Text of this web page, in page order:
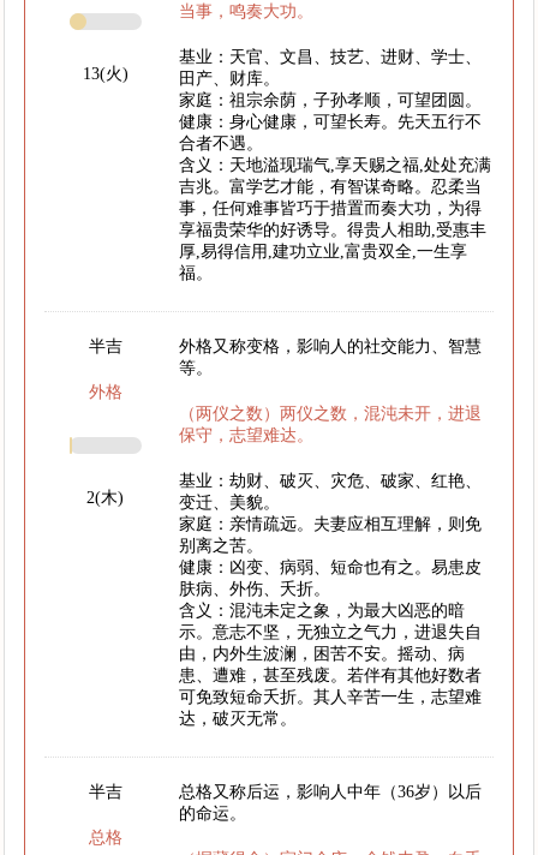
13(火)
当事，鸣奏大功。
基业：天官、文昌、技艺、进财、学士、
田产、财库。
家庭：祖宗余荫，子孙孝顺，可望团圆。
健康：身心健康，可望长寿。先天五行不
合者不遇。
含义：天地溢现瑞气,享天赐之福,处处充满
吉兆。富学艺才能，有智谋奇略。忍柔当
事，任何难事皆巧于措置而奏大功，为得
享福贵荣华的好诱导。得贵人相助,受惠丰
厚,易得信用,建功立业,富贵双全,一生享
福。
半吉
外格
2(木)
外格又称变格，影响人的社交能力、智慧
等。
（两仪之数）两仪之数，混沌未开，进退
保守，志望难达。
基业：劫财、破灭、灾危、破家、红艳、
变迁、美貌。
家庭：亲情疏远。夫妻应相互理解，则免
别离之苦。
健康：凶变、病弱、短命也有之。易患皮
肤病、外伤、夭折。
含义：混沌未定之象，为最大凶恶的暗
示。意志不坚，无独立之气力，进退失自
由，内外生波澜，困苦不安。摇动、病
患、遭难，甚至残废。若伴有其他好数者
可免致短命夭折。其人辛苦一生，志望难
达，破灭无常。
半吉
总格
总格又称后运，影响人中年（36岁）以后
的命运。